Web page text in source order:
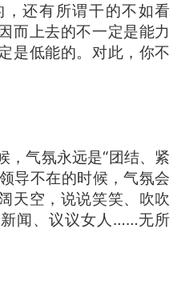
还有所谓干的不如看
而上去的不一定是能力
是低能的。对此，你不
气氛永远是“团结、紧
导不在的时候，气氛会
天空，说说笑笑、吹吹
闻、议议女人……无所